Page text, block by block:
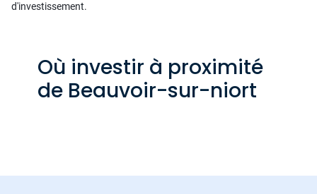
d'investissement.
Où investir à proximité
de Beauvoir-sur-niort